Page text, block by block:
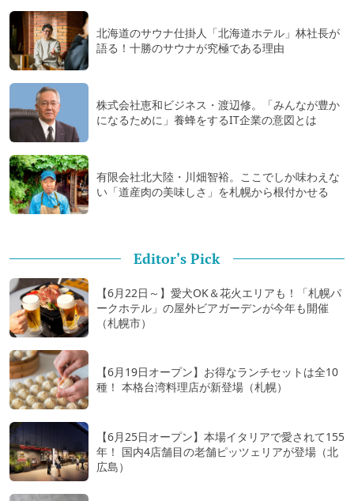
北海道のサウナ仕掛人「北海道ホテル」林社長が
語る！十勝のサウナが究極である理由
株式会社恵和ビジネス・渡辺修。「みんなが豊か
になるために」養蜂をするIT企業の意図とは
有限会社北大陸・川畑智裕。ここでしか味わえな
い「道産肉の美味しさ」を札幌から根付かせる
Editor's Pick
【6月22日～】愛犬OK＆花火エリアも！「札幌パ
ークホテル」の屋外ビアガーデンが今年も開催
（札幌市）
【6月19日オープン】お得なランチセットは全10
種！ 本格台湾料理店が新登場（札幌）
【6月25日オープン】本場イタリアで愛されて155
年！ 国内4店舗目の老舗ピッツェリアが登場（北
広島）